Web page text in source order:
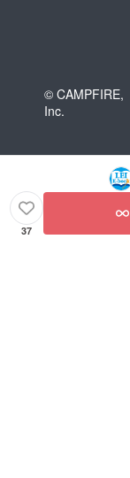
© CAMPFIRE,
Inc.
37